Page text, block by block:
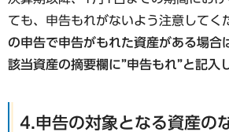
ても、申告もれがないよう注意してく
の申告で申告がもれた資産がある場合
該当資産の摘要欄に”申告もれ”と記入
4.申告の対象となる資産の